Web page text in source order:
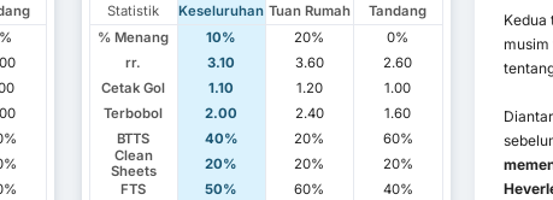
Statistik Keseluruhan Tuan Rumah
Tandang
% Menang
10% 20%
0%
rr.
3.10 3.60
2.60
Cetak Gol
1.10 1.20
1.00
Terbobol
2.00 2.40
1.60
BTTS
40% 20%
60%
Clean
Sheets
20% 20%
20%
FTS
50% 60%
40%
Kedua